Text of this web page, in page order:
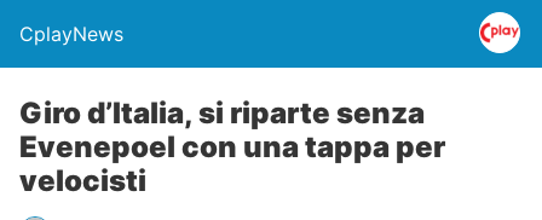
CplayNews
Giro d’Italia, si riparte senza
Evenepoel con una tappa per
velocisti